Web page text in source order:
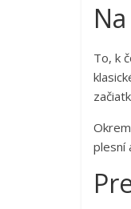
To, k
plesní